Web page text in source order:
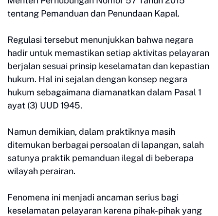
tentang Pemanduan dan Penundaan Kapal.
Regulasi tersebut menunjukkan bahwa negara
hadir untuk memastikan setiap aktivitas pelayaran
berjalan sesuai prinsip keselamatan dan kepastian
hukum. Hal ini sejalan dengan konsep negara
hukum sebagaimana diamanatkan dalam Pasal 1
ayat (3) UUD 1945.
Namun demikian, dalam praktiknya masih
ditemukan berbagai persoalan di lapangan, salah
satunya praktik pemanduan ilegal di beberapa
wilayah perairan.
Fenomena ini menjadi ancaman serius bagi
keselamatan pelayaran karena pihak-pihak yang